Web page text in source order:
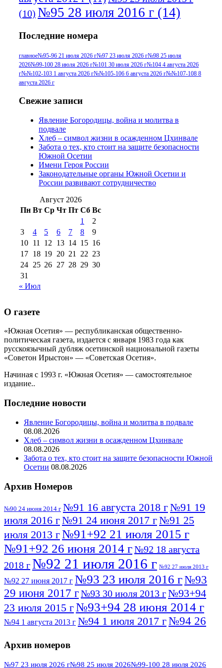
(10) №95 28 июля 2016 г (14)
июля 2017 г(11)№96 9 августа 2012
г(13) №96 28 июля 2015 г(9) №96+97 3
июля 2014 г(10)№96+97 30 июля
2016 г(13)
июля 2017 г
2012 г
(15)
№97 30 июля 2015 г
(15)№98 1 августа 2015 г
августа 2016 г(10)№98 5 июля 2014 г(10)
№98 8 августа 2013 г
августа 2012 г(14) №98+99 11 июля
2017 г(9)
№99 4 августа
2016 г(12) №99 8 июля 2014 г
августа 2012 г(11)
августа 2013 г
(12)
Последние номера
главное№95-96 21 июля 2026 г№97 23 июля 2026 г№98 25 июля
2026№99-100 28 июля 2026 г№101 30 июля 2026 г№104 4 августа 2026
г№№102-103 1 августа 2026 г№№105-106 6 августа 2026 г№№107-108 8
августа 2026 г
Свежие записи
Явление Богородицы, война и молитва в
подвале
Хлеб – символ жизни в осажденном Цхинвале
Забота о тех, кто стоит на защите безопасности
Южной Осетии
Имени Героя России
Законодательные органы Южной Осетии и
России развивают сотрудничество
Август 2026
Пн Вт Ср Чт Пт Сб Вс
1
2
3
4 5 6 7 8
9
10 11 12 13 14 15 16
17 18 19 20 21 22 23
24 25 26 27 28 29 30
31
« Июл
О газете
«Южная Осетия» — республиканская общественно-
политическая газета, издается с января 1983 года как
русскоязычный дубляж осетинской национальной газеты
«Советон Ирыстон» — «Советская Осетия».
Начиная с 1993 г. «Южная Осетия» — самостоятельное
издание..
Последние новости
Явление Богородицы, война и молитва в подвале
08.08.2026
Хлеб – символ жизни в осажденном Цхинвале
08.08.2026
Забота о тех, кто стоит на защите безопасности Южной
Осетии 08.08.2026
Архив Номеров
№90 24 июня 2014 г №91 16 августа 2018 г№91 19
июля 2016 г№91 24 июня 2017 г№91 25
июля 2013 г№91+92 21 июля 2015 г
№91+92 26 июня 2014 г№92 18 августа
2018 г№92 21 июля 2016 г №92 27 июля 2013 г
№92 27 июня 2017 г №93 23 июля 2016 г№93
29 июня 2017 г№93 30 июля 2013 г№93+94
23 июля 2015 г№93+94 28 июня 2014 г
№94 1 августа 2013 г №94 1 июля 2017 г№94 26
№95 7 августа 2012 г
№95 28 июля 2016 г №95+96 3 августа
Архив номеров
№97 23 июля 2026 г№98 25 июля 2026№99-100 28 июля 2026